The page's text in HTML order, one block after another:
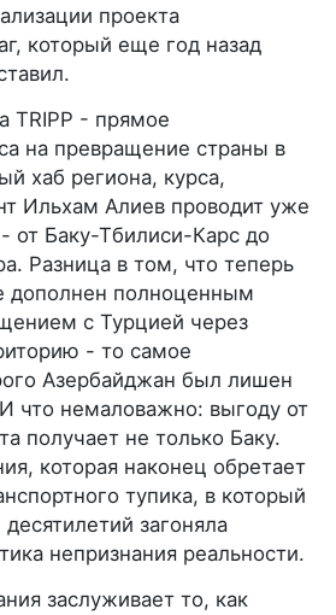
проекта
который еще год назад
TRIPP - прямое
на превращение страны в
хаб региона, курса,
Ильхам Алиев проводит уже
от Баку-Тбилиси-Карс до
Разница в том, что теперь
дополнен полноценным
с Турцией через
- то самое
Азербайджан был лишен
что немаловажно: выгоду от
получает не только Баку.
которая наконец обретает
тупика, в который
загоняла
непризнания реальности.
заслуживает то, как